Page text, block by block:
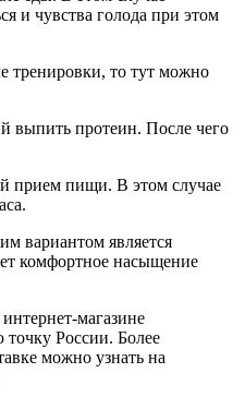
и чувства голода при этом
тренировки, то тут можно
выпить протеин. После чего
прием пищи. В этом случае
вариантом является
комфортное насыщение
магазине
России. Более
можно узнать на